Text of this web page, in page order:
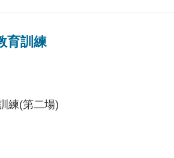
育訓練
練(第二場)